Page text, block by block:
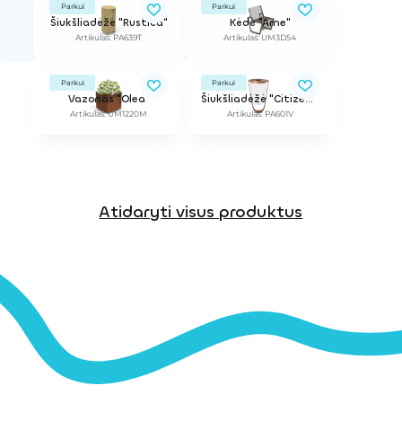
Parkui
Šiukšliadėžė "Rustica"
Artikulas: PA639T
Parkui
Kėdė "Arne"
Artikulas: UM3D54
Parkui
Vazonas "Olea"
Artikulas: UM1220M
Parkui
Šiukšliadėžė "Citizen V"
Artikulas: PA601V
Atidaryti visus produktus